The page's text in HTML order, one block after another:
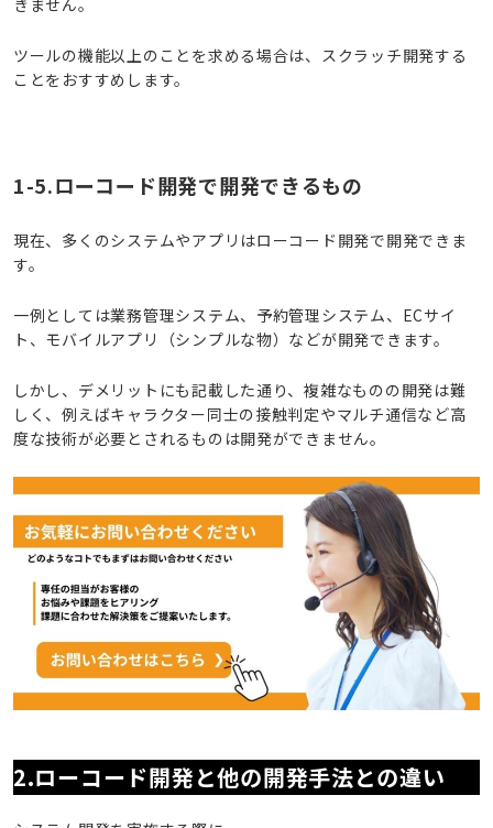
きません。
ツールの機能以上のことを求める場合は、スクラッチ開発する
ことをおすすめします。
1-5.ローコード開発で開発できるもの
現在、多くのシステムやアプリはローコード開発で開発できま
す。
一例としては業務管理システム、予約管理システム、ECサイ
ト、モバイルアプリ（シンプルな物）などが開発できます。
しかし、デメリットにも記載した通り、複雑なものの開発は難
しく、例えばキャラクター同士の接触判定やマルチ通信など高
度な技術が必要とされるものは開発ができません。
2.ローコード開発と他の開発手法との違い